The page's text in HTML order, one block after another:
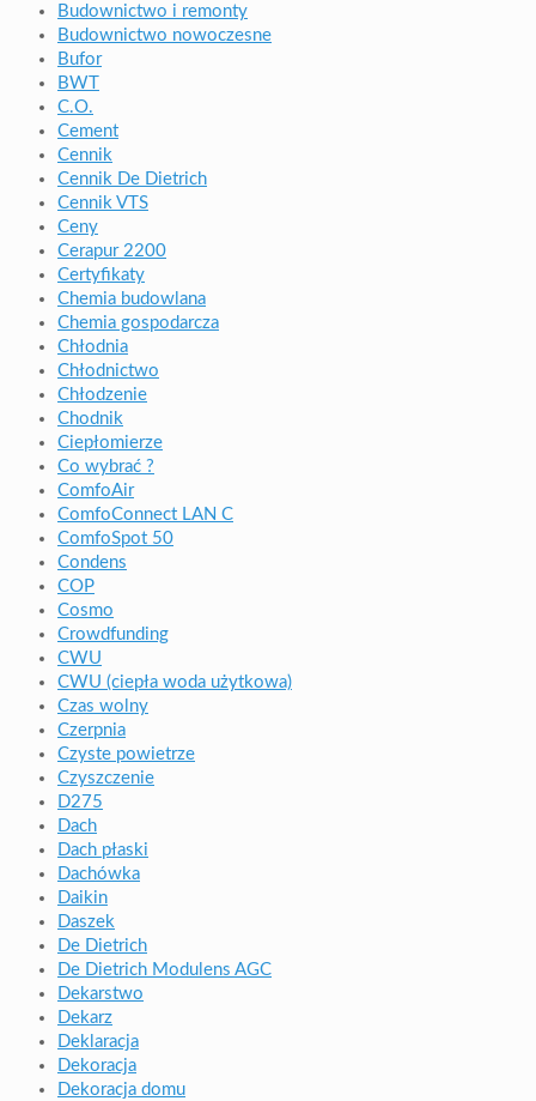
Budownictwo i remonty
Budownictwo nowoczesne
Bufor
BWT
C.O.
Cement
Cennik
Cennik De Dietrich
Cennik VTS
Ceny
Cerapur 2200
Certyfikaty
Chemia budowlana
Chemia gospodarcza
Chłodnia
Chłodnictwo
Chłodzenie
Chodnik
Ciepłomierze
Co wybrać ?
ComfoAir
ComfoConnect LAN C
ComfoSpot 50
Condens
COP
Cosmo
Crowdfunding
CWU
CWU (ciepła woda użytkowa)
Czas wolny
Czerpnia
Czyste powietrze
Czyszczenie
D275
Dach
Dach płaski
Dachówka
Daikin
Daszek
De Dietrich
De Dietrich Modulens AGC
Dekarstwo
Dekarz
Deklaracja
Dekoracja
Dekoracja domu